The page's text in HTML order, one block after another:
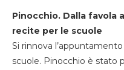
Pinocchio. Dalla favola
recite per le scuole
Si rinnova
scuole. Pinocchio è stato